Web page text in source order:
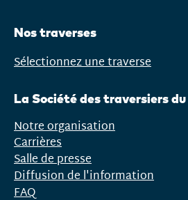
Nos traverses
Ouvrir
menu
Sélectionnez une traverse
La Société des traversiers du
Notre organisation
Carrières
Salle de presse
Diffusion de l'information
FAQ